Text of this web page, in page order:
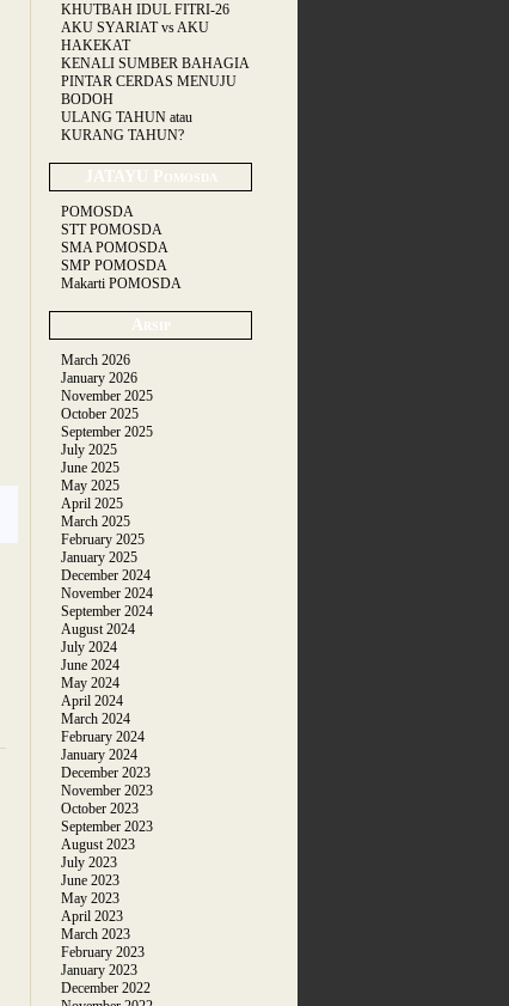
KHUTBAH IDUL FITRI-26
AKU SYARIAT vs AKU
HAKEKAT
KENALI SUMBER BAHAGIA
PINTAR CERDAS MENUJU
BODOH
ULANG TAHUN atau
KURANG TAHUN?
JATAYU Pomosda
POMOSDA
STT POMOSDA
SMA POMOSDA
SMP POMOSDA
Makarti POMOSDA
Arsip
March 2026
January 2026
November 2025
October 2025
September 2025
July 2025
June 2025
May 2025
April 2025
March 2025
February 2025
January 2025
December 2024
November 2024
September 2024
August 2024
July 2024
June 2024
May 2024
April 2024
March 2024
February 2024
January 2024
December 2023
November 2023
October 2023
September 2023
August 2023
July 2023
June 2023
May 2023
April 2023
March 2023
February 2023
January 2023
December 2022